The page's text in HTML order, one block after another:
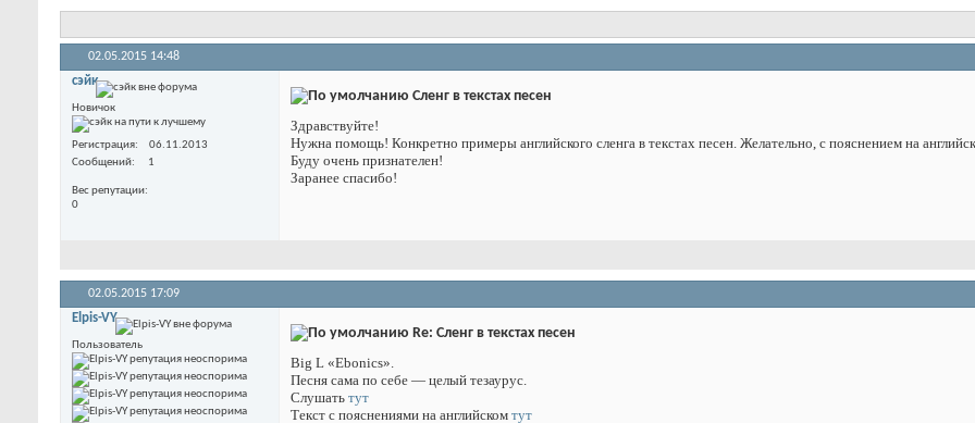
02.05.2015 14:48
сэйк
Новичок
Регистрация
06.11.2013
Сообщений
1
Вес репутации
0
Сленг в текстах песен
Здравствуйте!
Нужна помощь! Конкретно примеры английского сленга в текстах песен. Желательно, с пояснением на
Буду очень признателен!
Заранее спасибо!
02.05.2015 17:09
Elpis-VY
Пользователь
Re: Сленг в текстах песен
Big L «Ebonics».
Песня сама по себе — целый тезаурус.
Слушать тут
Текст с пояснениями на английском тут